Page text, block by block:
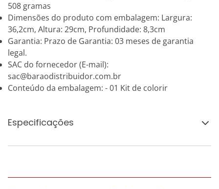
508 gramas
Dimensões do produto com embalagem: Largura:
36,2cm, Altura: 29cm, Profundidade: 8,3cm
Garantia: Prazo de Garantia: 03 meses de garantia
legal.
SAC do fornecedor (E-mail):
sac@baraodistribuidor.com.br
Conteúdo da embalagem: - 01 Kit de colorir
Especificações